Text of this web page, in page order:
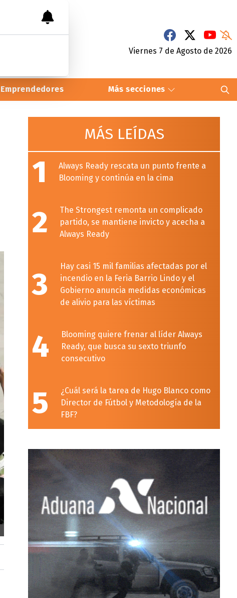
Viernes 7 de Agosto de 2026
Emprendedores Más secciones
MÁS LEÍDAS
1
Always Ready rescata un punto frente a
Blooming y continúa en la cima
2
The Strongest remonta un complicado
partido, se mantiene invicto y acecha a
Always Ready
3
Hay casi 15 mil familias afectadas por el
incendio en la Feria Barrio Lindo y el
Gobierno anuncia medidas económicas
de alivio para las víctimas
4
Blooming quiere frenar al líder Always
Ready, que busca su sexto triunfo
consecutivo
5
¿Cuál será la tarea de Hugo Blanco como
Director de Fútbol y Metodología de la
FBF?